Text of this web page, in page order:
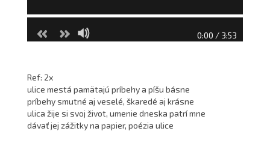
0:00 / 3:53
Ref: 2x
ulice mestá pamätajú príbehy a píšu básne
príbehy smutné aj veselé, škaredé aj krásne
ulica žije si svoj život, umenie dneska patrí mne
dávať jej zážitky na papier, poézia ulice